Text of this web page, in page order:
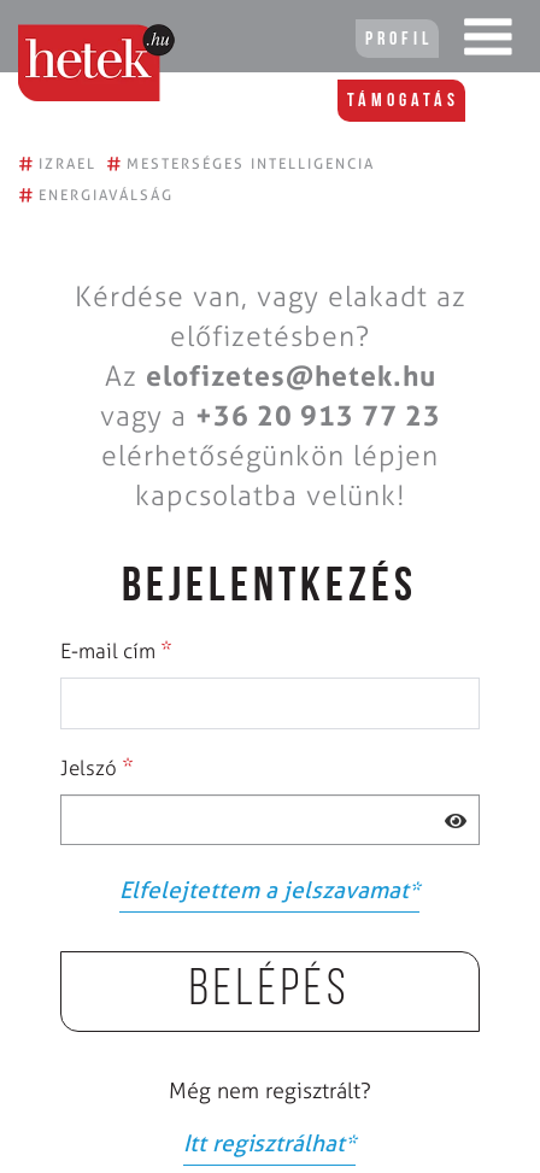
Profil
Támogatás
# IZRAEL # MESTERSÉGES INTELLIGENCIA
# ENERGIAVÁLSÁG
Kérdése van, vagy elakadt az
előfizetésben?
Az elofizetes@hetek.hu
vagy a +36 20 913 77 23
elérhetőségünkön lépjen
kapcsolatba velünk!
BEJELENTKEZÉS
E-mail cím *
Jelszó *
Elfelejtettem a jelszavamat*
Belépés
Még nem regisztrált?
Itt regisztrálhat*